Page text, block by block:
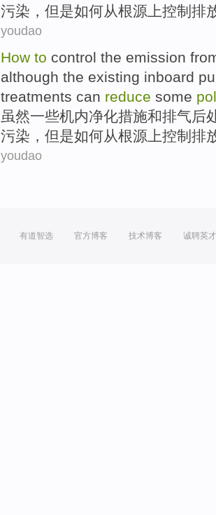
污染 ，但是如何从根源 上控制 排
youdao
How to control the emission
although the existing inboard
treatments can reduce some
虽然一些机内净化措施和排气后
污染 ，但是如何从根源 上控制 排
youdao
有道智选 官方博客 技术博客 诚聘英才